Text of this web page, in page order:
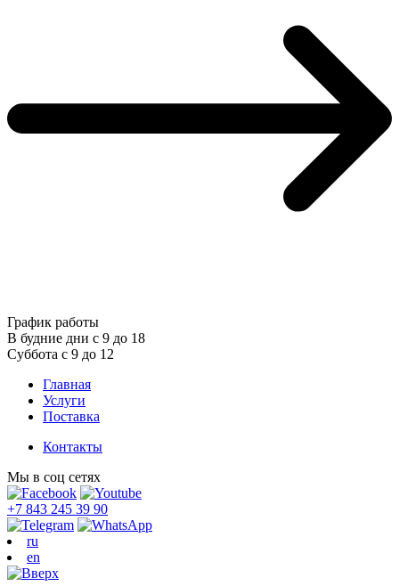
График работы
В будние дни с 9 до 18
Суббота с 9 до 12
Главная
Услуги
Поставка
Контакты
Мы в соц сетях
+7 843 245 39 90
ru
en